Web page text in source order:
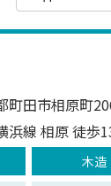
町田市相原町
浜線 相原 徒歩
木造